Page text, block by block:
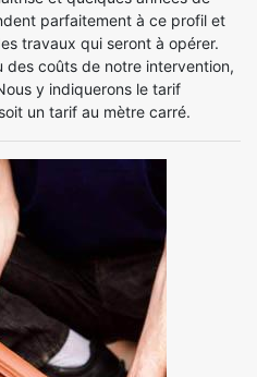
parfaitement à ce profil et
travaux qui seront à opérer.
des coûts de notre intervention,
y indiquerons le tarif
un tarif au mètre carré.